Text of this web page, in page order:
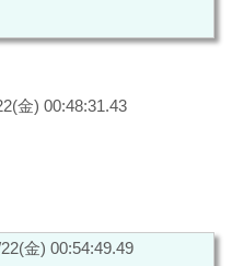
金) 00:48:31.43
金) 00:54:49.49